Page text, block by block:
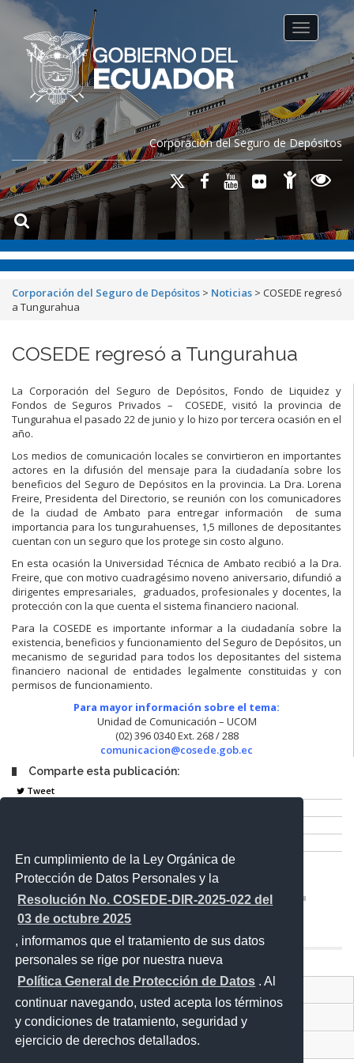
En cumplimiento de la Ley Orgánica de
Protección de Datos Personales y la
Resolución No. COSEDE-DIR-2025-022 del
03 de octubre 2025
, informamos que el tratamiento de sus datos
personales se rige por nuestra nueva
Política General de Protección de Datos . Al
continuar navegando, usted acepta los términos
y condiciones de tratamiento, seguridad y
ejercicio de derechos detallados.
Corporación del Seguro de Depósitos
Toggle
Corporación del Seguro de Depósitos > Noticias > COSEDE regresó
a Tungurahua
COSEDE regresó a Tungurahua
La Corporación del Seguro de Depósitos, Fondo de Liquidez y
Fondos de Seguros Privados – COSEDE, visitó la provincia de
Tungurahua el pasado 22 de junio y lo hizo por tercera ocasión en el
año.
Los medios de comunicación locales se convirtieron en importantes
actores en la difusión del mensaje para la ciudadanía sobre los
beneficios del Seguro de Depósitos en la provincia. La Dra. Lorena
Freire, Presidenta del Directorio, se reunión con los comunicadores
de la ciudad de Ambato para entregar información de suma
importancia para los tungurahuenses, 1,5 millones de depositantes
cuentan con un seguro que los protege sin costo alguno.
En esta ocasión la Universidad Técnica de Ambato recibió a la Dra.
Freire, que con motivo cuadragésimo noveno aniversario, difundió a
dirigentes empresariales, graduados, profesionales y docentes, la
protección con la que cuenta el sistema financiero nacional.
Para la COSEDE es importante informar a la ciudadanía sobre la
existencia, beneficios y funcionamiento del Seguro de Depósitos, un
mecanismo de seguridad para todos los depositantes del sistema
financiero nacional de entidades legalmente constituidas y con
permisos de funcionamiento.
Para mayor información sobre el tema:
Unidad de Comunicación – UCOM
(02) 396 0340 Ext. 268 / 288
comunicacion@cosede.gob.ec
Comparte esta publicación:
Tweet
Entérate
Contacto Ciudadano
Proyecto Personajes Emblemáticos
Sistema Nacional de Información (SNI)